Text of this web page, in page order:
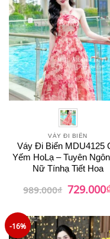
VÁY ĐI BIỂN
Váy Đi Biển MDU4125
Yếm HoLạ – Tuyên
Nữ Tínhạ Tiết Hoa
989.000₫ Giá
gốc
729.000
-16%